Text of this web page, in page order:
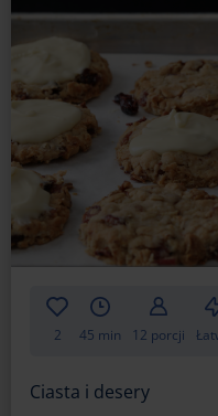
mieszankę, dodając
Jak widzisz,
próbować różnych
sposób na sernik z
Gdy zostanie Ci
To, co zostanie,
Żurawina jest
górskim i oscypkiem
na rynkach miast).
a nawet do mięsa.
2 45 min 12 porcji
Ciasta i desery